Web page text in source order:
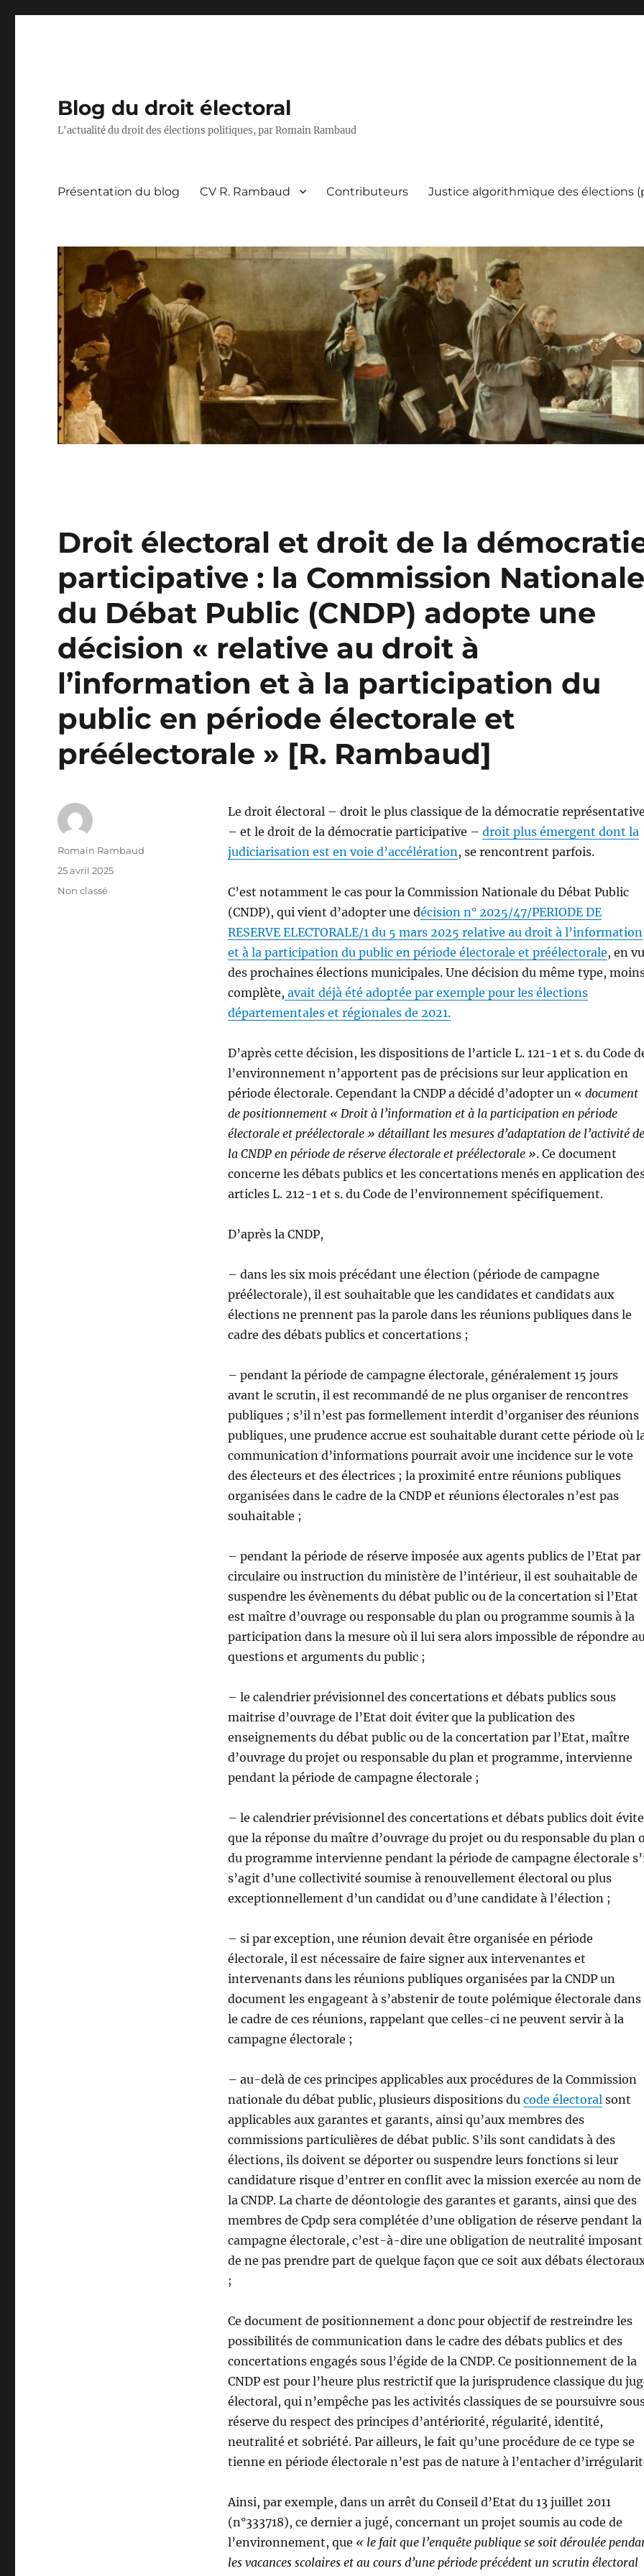
Blog du droit électoral
L'actualité du droit des élections politiques, par Romain Rambaud
Présentation du blog CV R. Rambaud Contributeurs Justice algorithmique des élections
Droit électoral et droit de la
participative : la Commission
du Débat Public (CNDP) adopte une
décision « relative au droit à
l’information et à la participation du
public en période électorale et
préélectorale » [R. Rambaud]
Le droit électoral – droit le plus classique de la démocratie
– et le droit de la démocratie participative – droit plus émergent dont la
judiciarisation est en voie d’accélération, se rencontrent parfois.
C’est notamment le cas pour la Commission Nationale du Débat Public
(CNDP), qui vient d’adopter une décision n° 2025/47/PERIODE DE
RESERVE ELECTORALE/1 du 5 mars 2025 relative au droit à l’information
et à la participation du public en période électorale et préélectorale, en
des prochaines élections municipales. Une décision du même type,
complète, avait déjà été adoptée par exemple pour les élections
départementales et régionales de 2021.
D’après cette décision, les dispositions de l’article L. 121-1 et s. du Code
l’environnement n’apportent pas de précisions sur leur application en
période électorale. Cependant la CNDP a décidé d’adopter un « document
de positionnement « Droit à l’information et à la participation en période
électorale et préélectorale » détaillant les mesures d’adaptation de l’activité de
la CNDP en période de réserve électorale et préélectorale ». Ce document
concerne les débats publics et les concertations menés en application
articles L. 212-1 et s. du Code de l’environnement spécifiquement.
D’après la CNDP,
– dans les six mois précédant une élection (période de campagne
préélectorale), il est souhaitable que les candidates et candidats aux
élections ne prennent pas la parole dans les réunions publiques dans le
cadre des débats publics et concertations ;
– pendant la période de campagne électorale, généralement 15 jours
avant le scrutin, il est recommandé de ne plus organiser de rencontres
publiques ; s’il n’est pas formellement interdit d’organiser des réunions
publiques, une prudence accrue est souhaitable durant cette période où
communication d’informations pourrait avoir une incidence sur le vote
des électeurs et des électrices ; la proximité entre réunions publiques
organisées dans le cadre de la CNDP et réunions électorales n’est pas
souhaitable ;
– pendant la période de réserve imposée aux agents publics de l’Etat par
circulaire ou instruction du ministère de l’intérieur, il est souhaitable de
suspendre les évènements du débat public ou de la concertation si l’Etat
est maître d’ouvrage ou responsable du plan ou programme soumis à la
participation dans la mesure où il lui sera alors impossible de répondre
questions et arguments du public ;
– le calendrier prévisionnel des concertations et débats publics sous
maitrise d’ouvrage de l’Etat doit éviter que la publication des
enseignements du débat public ou de la concertation par l’Etat, maître
d’ouvrage du projet ou responsable du plan et programme, intervienne
pendant la période de campagne électorale ;
– le calendrier prévisionnel des concertations et débats publics doit
que la réponse du maître d’ouvrage du projet ou du responsable du plan
du programme intervienne pendant la période de campagne électorale
s’agit d’une collectivité soumise à renouvellement électoral ou plus
exceptionnellement d’un candidat ou d’une candidate à l’élection ;
– si par exception, une réunion devait être organisée en période
électorale, il est nécessaire de faire signer aux intervenantes et
intervenants dans les réunions publiques organisées par la CNDP un
document les engageant à s’abstenir de toute polémique électorale dans
le cadre de ces réunions, rappelant que celles-ci ne peuvent servir à la
campagne électorale ;
– au-delà de ces principes applicables aux procédures de la Commission
nationale du débat public, plusieurs dispositions du code électoralsont
applicables aux garantes et garants, ainsi qu’aux membres des
commissions particulières de débat public. S’ils sont candidats à des
élections, ils doivent se déporter ou suspendre leurs fonctions si leur
candidature risque d’entrer en conflit avec la mission exercée au nom de
la CNDP. La charte de déontologie des garantes et garants, ainsi que des
membres de Cpdp sera complétée d’une obligation de réserve pendant la
campagne électorale, c’est-à-dire une obligation de neutralité imposant
de ne pas prendre part de quelque façon que ce soit aux débats
;
Ce document de positionnement a donc pour objectif de restreindre les
possibilités de communication dans le cadre des débats publics et des
concertations engagés sous l’égide de la CNDP. Ce positionnement de la
CNDP est pour l’heure plus restrictif que la jurisprudence classique du
électoral, qui n’empêche pas les activités classiques de se poursuivre
réserve du respect des principes d’antériorité, régularité, identité,
neutralité et sobriété. Par ailleurs, le fait qu’une procédure de ce type se
tienne en période électorale n’est pas de nature à l’entacher
Ainsi, par exemple, dans un arrêt du Conseil d’Etat du 13 juillet 2011
(n°333718), ce dernier a jugé, concernant un projet soumis au code de
l’environnement, que « le fait que l’enquête publique se soit déroulée
les vacances scolaires et au cours d’une période précédent un scrutin électoral
Auteur
Romain Rambaud
Publié
25 avril 2025
Catégories
Non classé